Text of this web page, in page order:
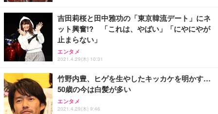
ョン PCチェア 通気性メッシュ ゲーミング/勉強/事
務用 おしゃれ パソコンチェア (ブラック)
Sezlife オフィスチェア デスクチェア 疲れない テレ
ワーク チェア 強化バックレスト 30度ロッキング機
能 人間工学 椅子 腰サポート 90度跳ね上げ式アーム
レスト 3Dヘッドレスト ハンガー付き 高反発クッシ
務用 おしゃれ パソコンチェア (ホワイト)
ANDWINT オフィスチェア デスクチェア 肘なし メ
ッシュ 通気性 ランバーサポート付き 腰サポート ガ
ス圧無段階昇降 360度回転 キャスター付き コンパク
【整備済み品】Dell E2724HS 27インチ 液晶モニタ
ー フルHD（1920×1080）VA 非光沢 HDMI/DisplayP
ort/VGA スピーカー内蔵 高さ調整 スイベル VESA対
応 ComfortView ビジネス向け
【MiniLED/24.5inch/280Hz/FHD】GRAPHT THE S
HOOTER Gaming Monitor 24” Essential ゲーミン
グモニター QD 24.5インチ 1ms FHD 量子ドット 残
Smart Basic(スマートベーシック) 【Amazon.co.jp
限定】 Smart Basic アイリスオーヤマ ペットシーツ
超厚型 お徳用 ワイド 100枚入 (x 1) (ケース販売)
アイリスオーヤマ ペットシーツ 超厚型 お徳用 レギ
ュラー 200枚入【Amazon.co.jp限定】
吉田莉桜と田中雅功の「東京韓流デート」にネ
ット興奮!? 「これは、やばい」「にやにやが
止まらない」
エンタメ
2021.4.29(木) 10:31
竹野内豊、ヒゲを生やしたキッカケを明かす…
50歳の今は白髪が多い
エンタメ
2021.4.29(木) 9:46